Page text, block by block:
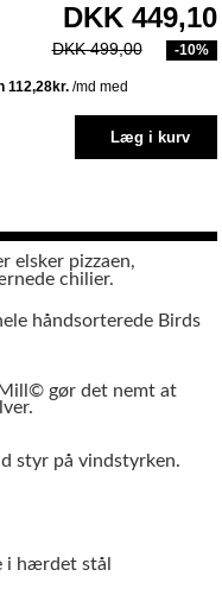
DKK 449,10
-10%
DKK 499,00
elsker pizzaen,
chilier.
håndsorterede Birds
gør det nemt at
styr på vindstyrken.
i hærdet stål